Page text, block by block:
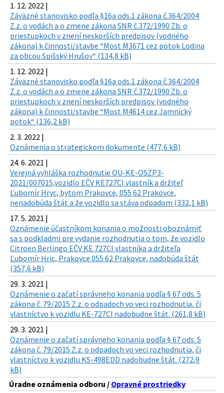
1. 12. 2022 |
Záväzné stanovisko podľa §16a ods.1 zákona č.364/2004
Z.z. o vodách a o zmene zákona SNR č.372/1990 Zb. o
priestupkoch v znení neskorších predpisov (vodného
zákona) k činnosti/stavbe “Most M3671 cez potok Lodina
za obcou Spišský Hrušov“ (134,8 kB)
1. 12. 2022 |
Záväzné stanovisko podľa §16a ods.1 zákona č.364/2004
Z.z. o vodách a o zmene zákona SNR č.372/1990 Zb. o
priestupkoch v znení neskorších predpisov (vodného
zákona) k činnosti/stavbe “Most M4614 cez Jamnický
potok“ (136,2 kB)
2. 3. 2022 |
Oznámenia o strategickom dokumente (477,6 kB)
24. 6. 2021 |
Verejná vyhláška rozhodnutie OU-KE-OSZP3-
2021/007015,vozidlo EČV KE727CI vlastník a držiteľ
Ľubomír Hryc, bytom Prakovce, 055 62 Prakovce,
nenadobúda štát a že vozidlo sa stáva odpadom (332,1 kB)
17. 5. 2021 |
Oznámenie účastníkom konania o možnosti oboznámiť
sa s podkladmi pre vydanie rozhodnutia o tom, že vozidlo
Citroen Berlingo EČV KE 727CI vlastníka a držiteľa
Ľubomír Hric, Prakovce 055 62 Prakovce, nadobúda štát
(357,6 kB)
29. 3. 2021 |
Oznámenie o začatí správneho konania podľa § 67 ods. 5
zákona č. 79/2015 Z.z. o odpadoch vo veci rozhodnutia, či
vlastníctvo k vozidlu KE-727CI nadobudne štát. (261,8 kB)
29. 3. 2021 |
Oznámenie o začatí správneho konania podľa § 67 ods. 5
zákona č. 79/2015 Z.z. o odpadoch vo veci rozhodnutia, či
vlastníctvo k vozidlu KS-498EDD nadobudne štát. (272,9
kB)
Úradne oznámenia odboru / Opravné prostriedky